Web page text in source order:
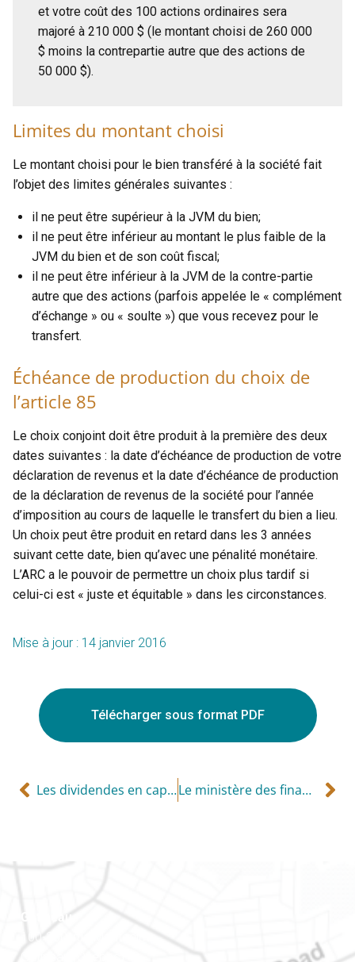
et votre coût des 100 actions ordinaires sera
majoré à 210 000 $ (le montant choisi de 260 000
$ moins la contrepartie autre que des actions de
50 000 $).
Limites du montant choisi
Le montant choisi pour le bien transféré à la société fait
l’objet des limites générales suivantes :
il ne peut être supérieur à la JVM du bien;
il ne peut être inférieur au montant le plus faible de la
JVM du bien et de son coût fiscal;
il ne peut être inférieur à la JVM de la contre-partie
autre que des actions (parfois appelée le « complément
d’échange » ou « soulte ») que vous recevez pour le
transfert.
Échéance de production du choix de
l’article 85
Le choix conjoint doit être produit à la première des deux
dates suivantes : la date d’échéance de production de votre
déclaration de revenus et la date d’échéance de production
de la déclaration de revenus de la société pour l’année
d’imposition au cours de laquelle le transfert du bien a lieu.
Un choix peut être produit en retard dans les 3 années
suivant cette date, bien qu’avec une pénalité monétaire.
L’ARC a le pouvoir de permettre un choix plus tardif si
celui-ci est « juste et équitable » dans les circonstances.
Mise à jour : 14 janvier 2016
Télécharger sous format PDF
Les dividendes en capital Le ministère des finances propose de modifier les règles sur les fiducies au profit du conjoint et autres fiducies semblables
Gatineau
100-200, rue Montcalm
Gatineau (Québec)